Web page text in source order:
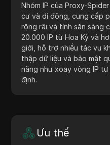
Nhóm IP của Proxy-
cư và di động, cung cấp
rộng rãi và tính sẵn sàng
20.000 IP từ Hoa Kỳ và
giới, hỗ trợ nhiều tác vụ
thập dữ liệu và bảo mật
năng như xoay vòng IP
định.
Ưu thế